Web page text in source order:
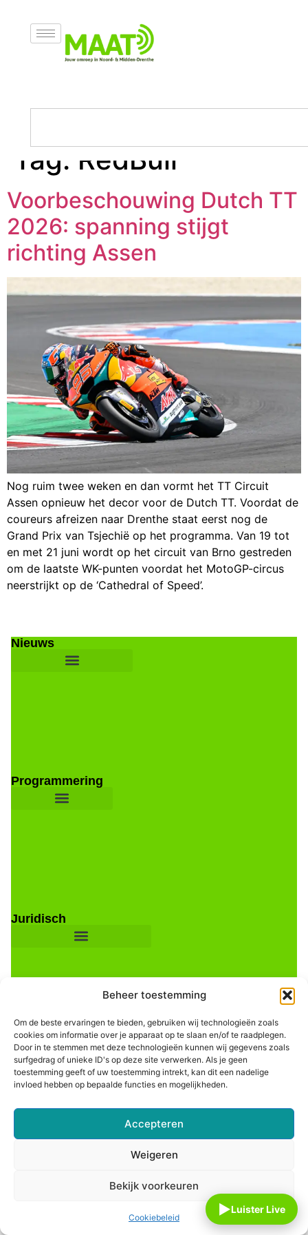
Beheer toestemming
Om de beste ervaringen te bieden, gebruiken wij technologieën zoals
cookies om informatie over je apparaat op te slaan en/of te raadplegen.
Door in te stemmen met deze technologieën kunnen wij gegevens zoals
surfgedrag of unieke ID's op deze site verwerken. Als je geen
toestemming geeft of uw toestemming intrekt, kan dit een nadelige
invloed hebben op bepaalde functies en mogelijkheden.
Accepteren
Weigeren
Bekijk voorkeuren
Cookiebeleid
Tag: RedBull
Voorbeschouwing Dutch TT
2026: spanning stijgt
richting Assen
Nog ruim twee weken en dan vormt het TT Circuit
Assen opnieuw het decor voor de Dutch TT. Voordat de
coureurs afreizen naar Drenthe staat eerst nog de
Grand Prix van Tsjechië op het programma. Van 19 tot
en met 21 juni wordt op het circuit van Brno gestreden
om de laatste WK-punten voordat het MotoGP-circus
neerstrijkt op de ‘Cathedral of Speed’.
Nieuws
Programmering
Juridisch
Informatie
▶Luister Live